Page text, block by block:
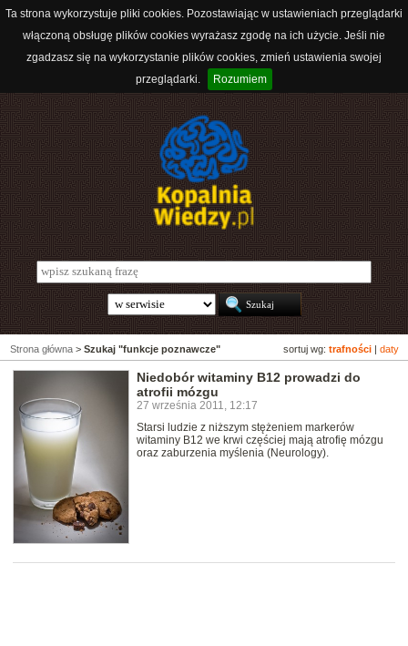
Ta strona wykorzystuje pliki cookies. Pozostawiając w ustawieniach przeglądarki
włączoną obsługę plików cookies wyrażasz zgodę na ich użycie. Jeśli nie
zgadzasz się na wykorzystanie plików cookies, zmień ustawienia swojej
przeglądarki.
Rozumiem
sortuj wg: trafności daty
Strona główna > Szukaj "funkcje poznawcze"
Niedobór witaminy B12 prowadzi do
atrofii mózgu
27 września 2011, 12:17
Starsi ludzie z niższym stężeniem markerów
witaminy B12 we krwi częściej mają atrofię mózgu
oraz zaburzenia myślenia (Neurology).